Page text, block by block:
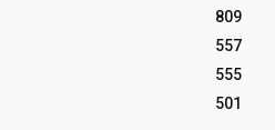
809
557
555
501